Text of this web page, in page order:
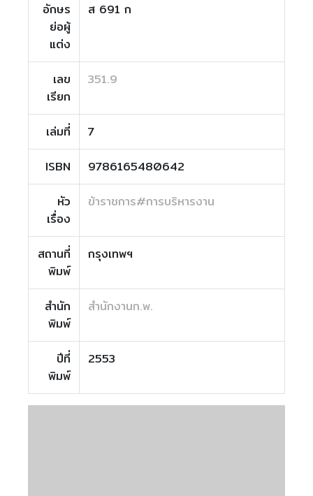
อักษร
ย่อผู้
แต่ง
ส 691 ก
เลข
เรียก
351.9
เล่มที่
7
ISBN
9786165480642
หัว
เรื่อง
ข้าราชการ#การบริหารงาน
สถานที่
พิมพ์
กรุงเทพฯ
สำนัก
พิมพ์
สำนักงานก.พ.
ปีที่
พิมพ์
2553